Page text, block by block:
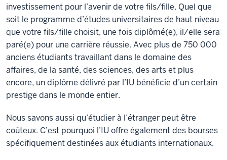
investissement pour l’avenir de votre fils/fille. Quel que
soit le programme d’études universitaires de haut niveau
que votre fils/fille choisit, une fois diplômé(e), il/elle sera
paré(e) pour une carrière réussie. Avec plus de 750 000
anciens étudiants travaillant dans le domaine des
affaires, de la santé, des sciences, des arts et plus
encore, un diplôme délivré par l’IU bénéficie d’un certain
prestige dans le monde entier.
Nous savons aussi qu’étudier à l’étranger peut être
coûteux. C’est pourquoi l’IU offre également des bourses
spécifiquement destinées aux étudiants internationaux.